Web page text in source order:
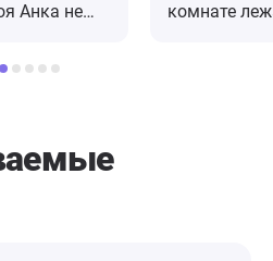
Анка не
главное,
Огромное
за
и
и
комнате